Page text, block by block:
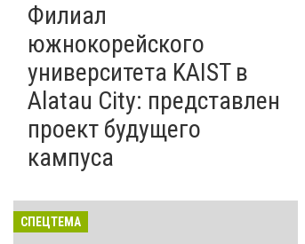
Филиал
южнокорейского
университета KAIST в
Alatau City: представлен
проект будущего
кампуса
СПЕЦТЕМА